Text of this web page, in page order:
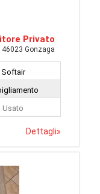
Privato
46023 Gonzaga
Softair
Usato
Dettagli»